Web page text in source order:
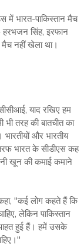
में भारत-पाकिस्तान मैच
हरभजन सिंह, इरफान
नहीं खेला था।
याद रखिए हम
तरह की बातचीत का
और भारतीय
भारत के सीडीएस कह
खून की कमाई कमाने
"कई लोग कहते हैं कि
लेकिन पाकिस्तान
आहत हुई हैं। हमें उसके